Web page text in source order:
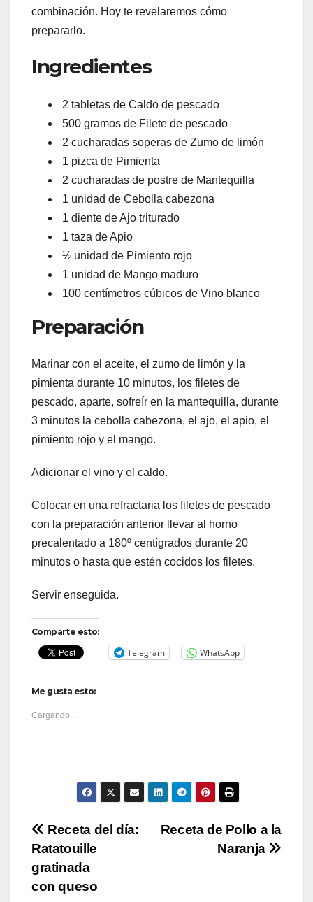
combinación. Hoy te revelaremos cómo
prepararlo.
Ingredientes
2 tabletas de Caldo de pescado
500 gramos de Filete de pescado
2 cucharadas soperas de Zumo de limón
1 pizca de Pimienta
2 cucharadas de postre de Mantequilla
1 unidad de Cebolla cabezona
1 diente de Ajo triturado
1 taza de Apio
½ unidad de Pimiento rojo
1 unidad de Mango maduro
100 centímetros cúbicos de Vino blanco
Preparación
Marinar con el aceite, el zumo de limón y la
pimienta durante 10 minutos, los filetes de
pescado, aparte, sofreír en la mantequilla, durante
3 minutos la cebolla cabezona, el ajo, el apio, el
pimiento rojo y el mango.
Adicionar el vino y el caldo.
Colocar en una refractaria los filetes de pescado
con la preparación anterior llevar al horno
precalentado a 180º centígrados durante 20
minutos o hasta que estén cocidos los filetes.
Servir enseguida.
Comparte esto:
Telegram WhatsApp
Me gusta esto:
Cargando...
Navegación
de
entradas
Receta de Pollo a la
Naranja
Receta del día:
Ratatouille
gratinada
con queso